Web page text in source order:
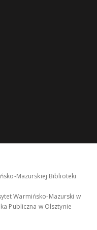
Mazurskiej Biblioteki
Warmińsko-Mazurski w
Publiczna w Olsztynie